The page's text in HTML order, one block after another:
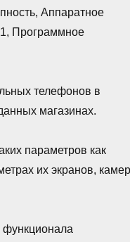
Аппаратное
Программное
телефонов в
магазинах.
параметров как
их экранов,
функционала